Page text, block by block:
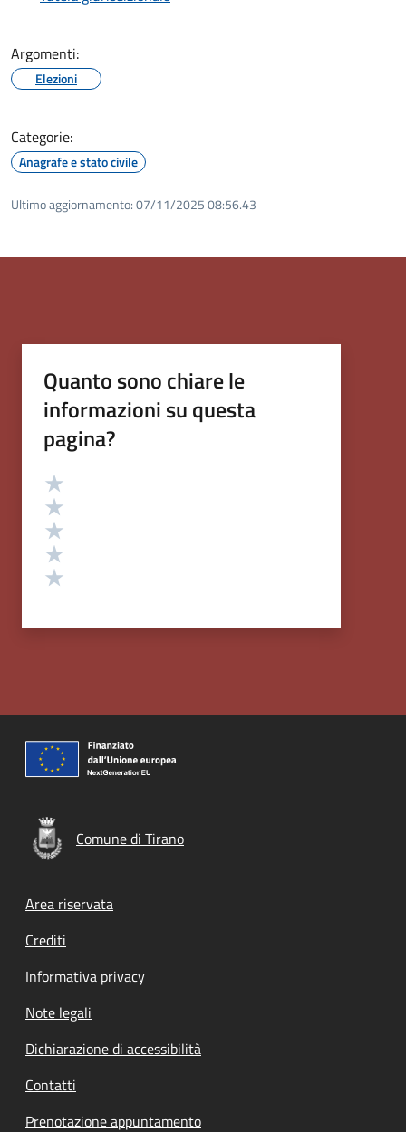
Argomenti:
Elezioni
Categorie:
Anagrafe e stato civile
Ultimo aggiornamento:07/11/2025 08:56.43
Quanto sono chiare le
informazioni su questa
pagina?
Valutazione
Comune di Tirano
Footer menu
Area riservata
Crediti
Informativa privacy
Note legali
Dichiarazione di accessibilità
Contatti
Prenotazione appuntamento